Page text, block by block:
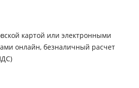
картой или электронными
онлайн, безналичный расчет